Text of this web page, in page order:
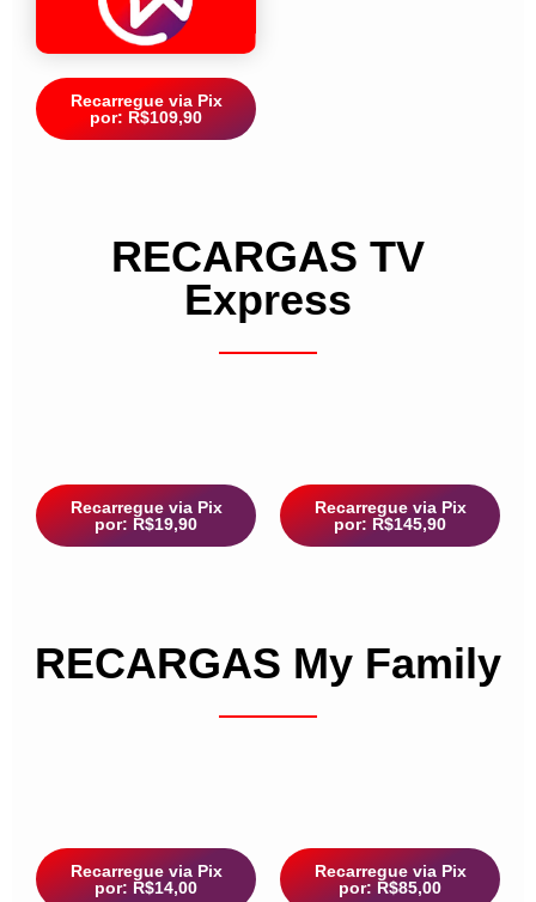
Recarregue via Pix
por: R$109,90
RECARGAS TV
Express
Recarregue via Pix
por: R$19,90
Recarregue via Pix
por: R$145,90
RECARGAS My Family
Recarregue via Pix
por: R$14,00
Recarregue via Pix
por: R$85,00